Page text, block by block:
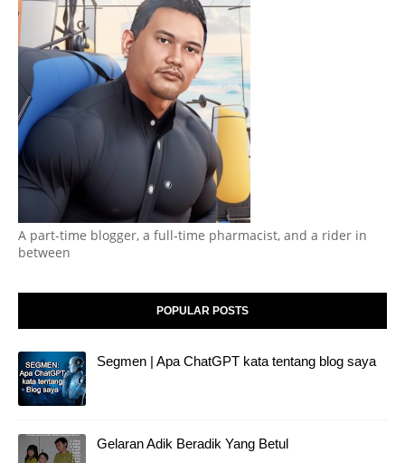
A part-time blogger, a full-time pharmacist, and a rider in
between
POPULAR POSTS
Segmen | Apa ChatGPT kata tentang blog saya
Gelaran Adik Beradik Yang Betul